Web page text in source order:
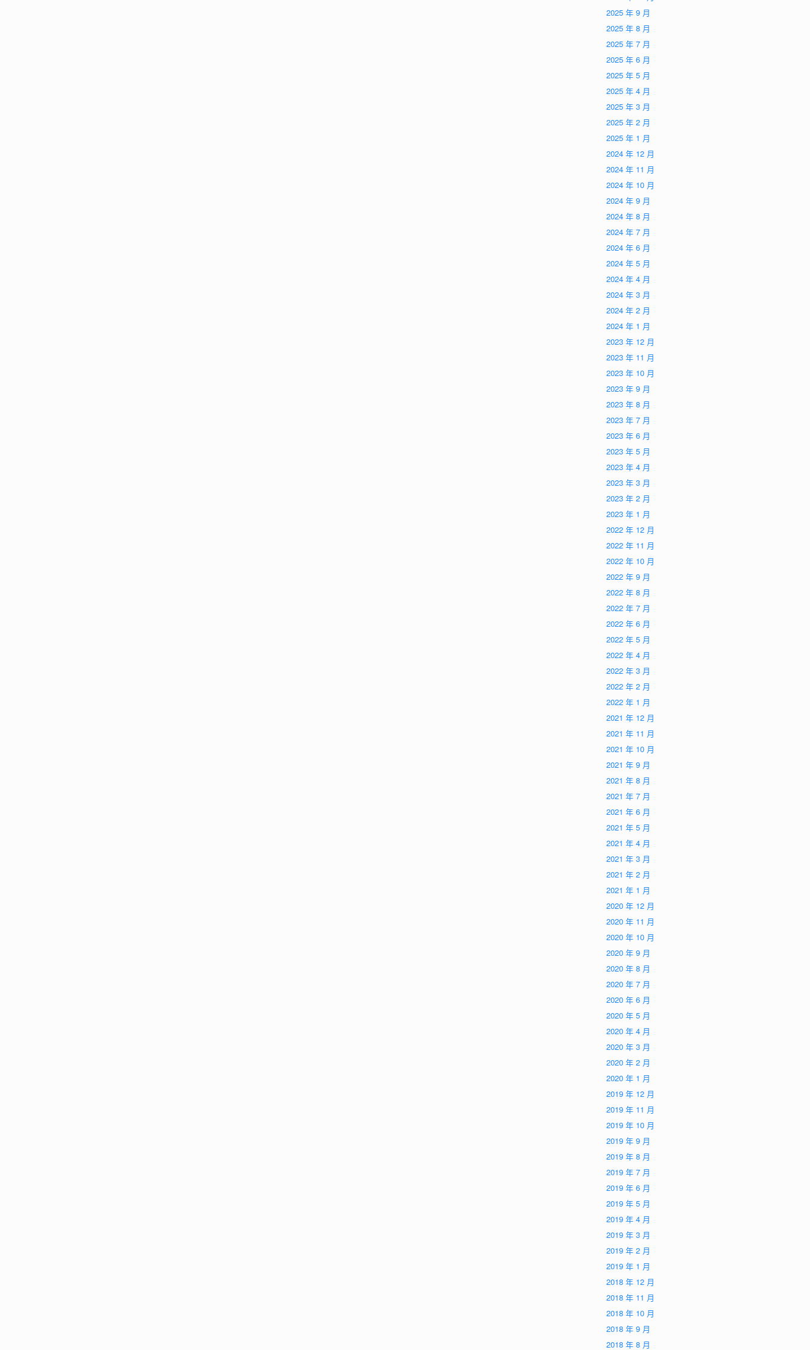
2025 年 9 月
2025 年 8 月
2025 年 7 月
2025 年 6 月
2025 年 5 月
2025 年 4 月
2025 年 3 月
2025 年 2 月
2025 年 1 月
2024 年 12 月
2024 年 11 月
2024 年 10 月
2024 年 9 月
2024 年 8 月
2024 年 7 月
2024 年 6 月
2024 年 5 月
2024 年 4 月
2024 年 3 月
2024 年 2 月
2024 年 1 月
2023 年 12 月
2023 年 11 月
2023 年 10 月
2023 年 9 月
2023 年 8 月
2023 年 7 月
2023 年 6 月
2023 年 5 月
2023 年 4 月
2023 年 3 月
2023 年 2 月
2023 年 1 月
2022 年 12 月
2022 年 11 月
2022 年 10 月
2022 年 9 月
2022 年 8 月
2022 年 7 月
2022 年 6 月
2022 年 5 月
2022 年 4 月
2022 年 3 月
2022 年 2 月
2022 年 1 月
2021 年 12 月
2021 年 11 月
2021 年 10 月
2021 年 9 月
2021 年 8 月
2021 年 7 月
2021 年 6 月
2021 年 5 月
2021 年 4 月
2021 年 3 月
2021 年 2 月
2021 年 1 月
2020 年 12 月
2020 年 11 月
2020 年 10 月
2020 年 9 月
2020 年 8 月
2020 年 7 月
2020 年 6 月
2020 年 5 月
2020 年 4 月
2020 年 3 月
2020 年 2 月
2020 年 1 月
2019 年 12 月
2019 年 11 月
2019 年 10 月
2019 年 9 月
2019 年 8 月
2019 年 7 月
2019 年 6 月
2019 年 5 月
2019 年 4 月
2019 年 3 月
2019 年 2 月
2019 年 1 月
2018 年 12 月
2018 年 11 月
2018 年 10 月
2018 年 9 月
2018 年 8 月